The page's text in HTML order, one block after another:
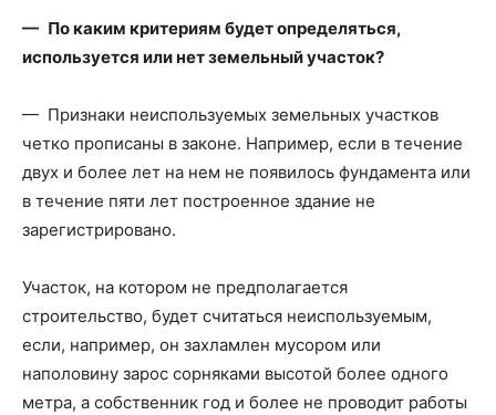
— По каким критериям будет определяться,
используется или нет земельный участок?
— Признаки неиспользуемых земельных участков
четко прописаны в законе. Например, если в течение
двух и более лет на нем не появилось фундамента или
в течение пяти лет построенное здание не
зарегистрировано.
Участок, на котором не предполагается
строительство, будет считаться неиспользуемым,
если, например, он захламлен мусором или
наполовину зарос сорняками высотой более одного
метра, а собственник год и более не проводит работы